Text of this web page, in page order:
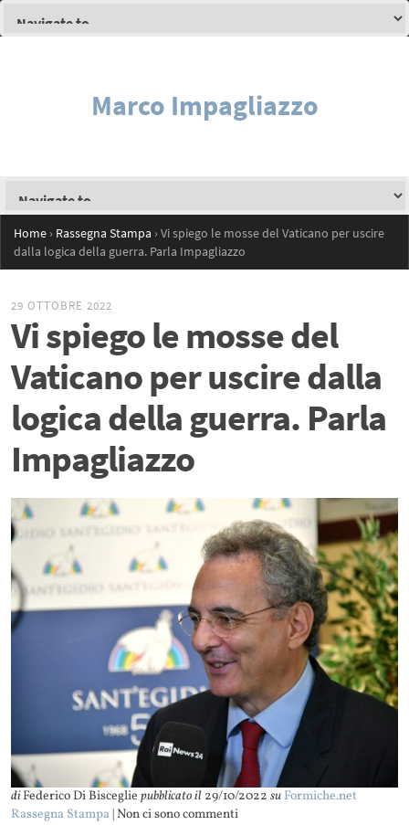
Marco Impagliazzo
Home › Rassegna Stampa › Vi spiego le mosse del Vaticano per uscire
dalla logica della guerra. Parla Impagliazzo
29 OTTOBRE 2022
Vi spiego le mosse del
Vaticano per uscire dalla
logica della guerra. Parla
Impagliazzo
diFederico Di Biscegliepubblicato il 29/10/2022su Formiche.net
Rassegna Stampa | Non ci sono commenti